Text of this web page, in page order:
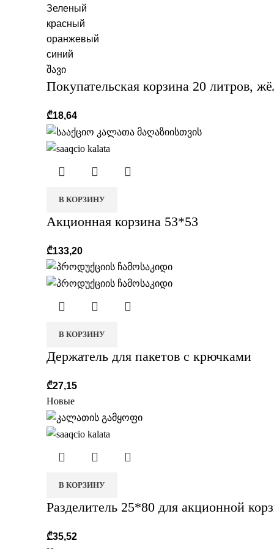
Зеленый
красный
оранжевый
синий
შავი
Покупательская корзина 20 литров,
₾18,64
В КОРЗИНУ
Акционная корзина 53*53
₾133,20
В КОРЗИНУ
Держатель для пакетов с крючками
₾27,15
Новые
В КОРЗИНУ
Разделитель 25*80 для акционной
₾35,52